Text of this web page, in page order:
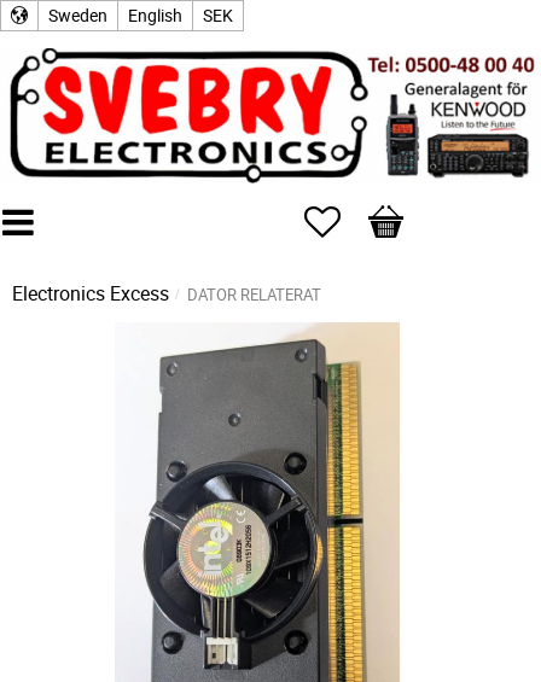
Sweden English SEK
Favorites
Basket
Electronics Excess DATOR RELATERAT